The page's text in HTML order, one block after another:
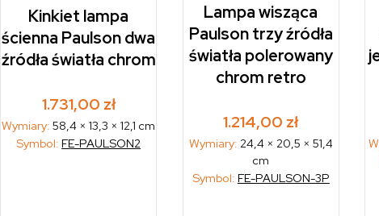
Kinkiet lampa
ścienna Paulson dwa
źródła światła chrom
1.731,00 zł
Wymiary:58,4 × 13,3 × 12,1 cm
Symbol:FE-PAULSON2
Lampa wisząca
Paulson trzy źródła
światła polerowany
chrom retro
1.214,00 zł
Wymiary: 24,4 × 20,5 × 51,4
cm
Symbol: FE-PAULSON-3P